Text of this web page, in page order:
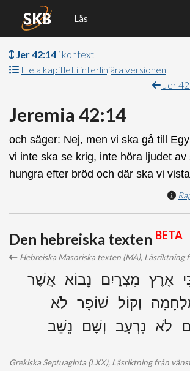
Läs
Jer 42:14 i kontext
Hela kapitlet i interlinjära versionen
Jer
Jeremia 42:14
och säger: Nej, men vi ska gå till
vi inte ska se krig, inte höra ljudet av
hungra efter bröd och där ska vi
Den hebreiska texten BETA
Hebreiska Masoriska texten (MA), Läsriktning
אֶרֶץ מִצְרַיִם נָבוֹא אֲשֶׁר
וְקוֹל שׁוֹפָר לֹא
לֹא נִרְעָב וְשָׁם נֵשֵׁב
Grekiska Septuaginta (LXX), Läsriktning från